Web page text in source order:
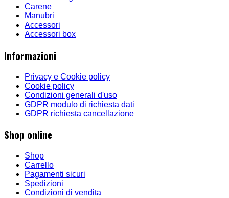
Carene
Manubri
Accessori
Accessori box
Informazioni
Privacy e Cookie policy
Cookie policy
Condizioni generali d'uso
GDPR modulo di richiesta dati
GDPR richiesta cancellazione
Shop online
Shop
Carrello
Pagamenti sicuri
Spedizioni
Condizioni di vendita